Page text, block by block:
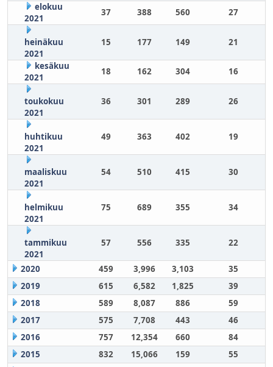
elokuu
2021
37 388 560 27
heinäkuu
2021
15 177 149 21
kesäkuu
2021
18 162 304 16
toukokuu
2021
36 301 289 26
huhtikuu
2021
49 363 402 19
maaliskuu
2021
54 510 415 30
helmikuu
2021
75 689 355 34
tammikuu
2021
57 556 335 22
2020 459 3,996 3,103
35
2019
615 6,582 1,825
39
2018
589 8,087 886
59
2017
575 7,708 443
46
2016
757 12,354 660
84
2015
832 15,066 159
55